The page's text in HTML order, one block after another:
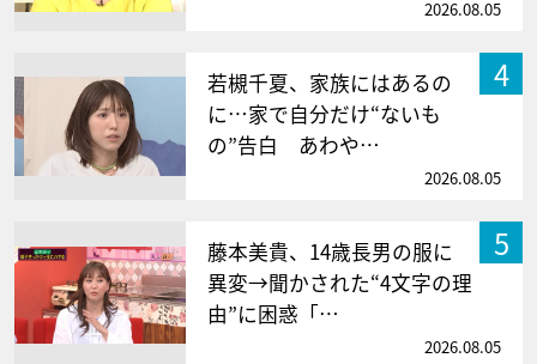
2026.08.05
4
若槻千夏、家族にはあるの
に…家で自分だけ“ないも
の”告白 あわや…
2026.08.05
5
藤本美貴、14歳長男の服に
異変→聞かされた“4文字の理
由”に困惑「…
2026.08.05